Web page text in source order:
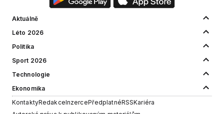
Aktuálně
Léto 2026
Politika
Sport 2026
Technologie
Ekonomika
KontaktyRedakceInzercePředplatnéRSSKariéra